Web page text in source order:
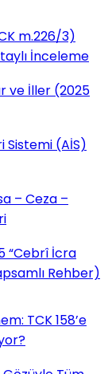
m.226/3)
İnceleme
ve İller (2025
Sistemi (AİS)
– Ceza –
“Cebrî İcra
Rehber)
TCK 158’e